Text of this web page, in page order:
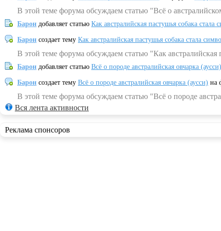
В этой теме форума обсуждаем статью "Всё о
Барон добавляет статью Как австралийская пастушья собака
Барон создает тему Как австралийская пастушья собака стала
В этой теме форума обсуждаем статью "Как
Барон добавляет статью Всё о породе австралийская овчарка (аусси)
Барон создает тему Всё о породе австралийская овчарка (аусси) на
В этой теме форума обсуждаем статью "Всё о породе
Вся лента активности
Реклама спонсоров